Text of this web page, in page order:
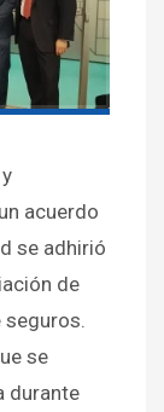
acuerdo
se adhirió
de
seguros.
se
durante